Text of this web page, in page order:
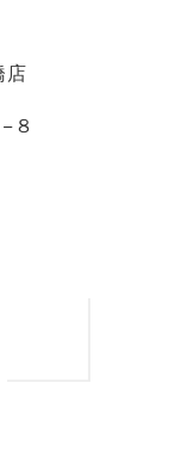
店
−８